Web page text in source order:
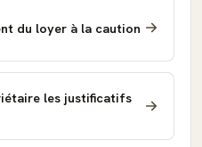
du loyer à la caution
les justificatifs